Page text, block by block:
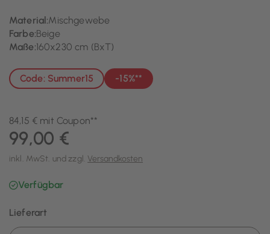
Material:Mischgewebe
Farbe:Beige
Maße:160x230 cm (BxT)
Code: Summer15 -15%**
84,15 € mit Coupon**
99,00 €
inkl. MwSt. und zzgl. Versandkosten
Verfügbar
Lieferart